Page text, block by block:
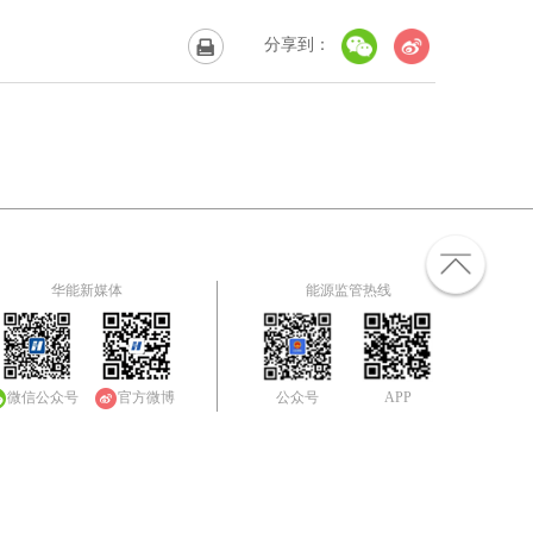
分享到：
华能新媒体
微信公众号 官方微博
能源监管热线
公众号 APP